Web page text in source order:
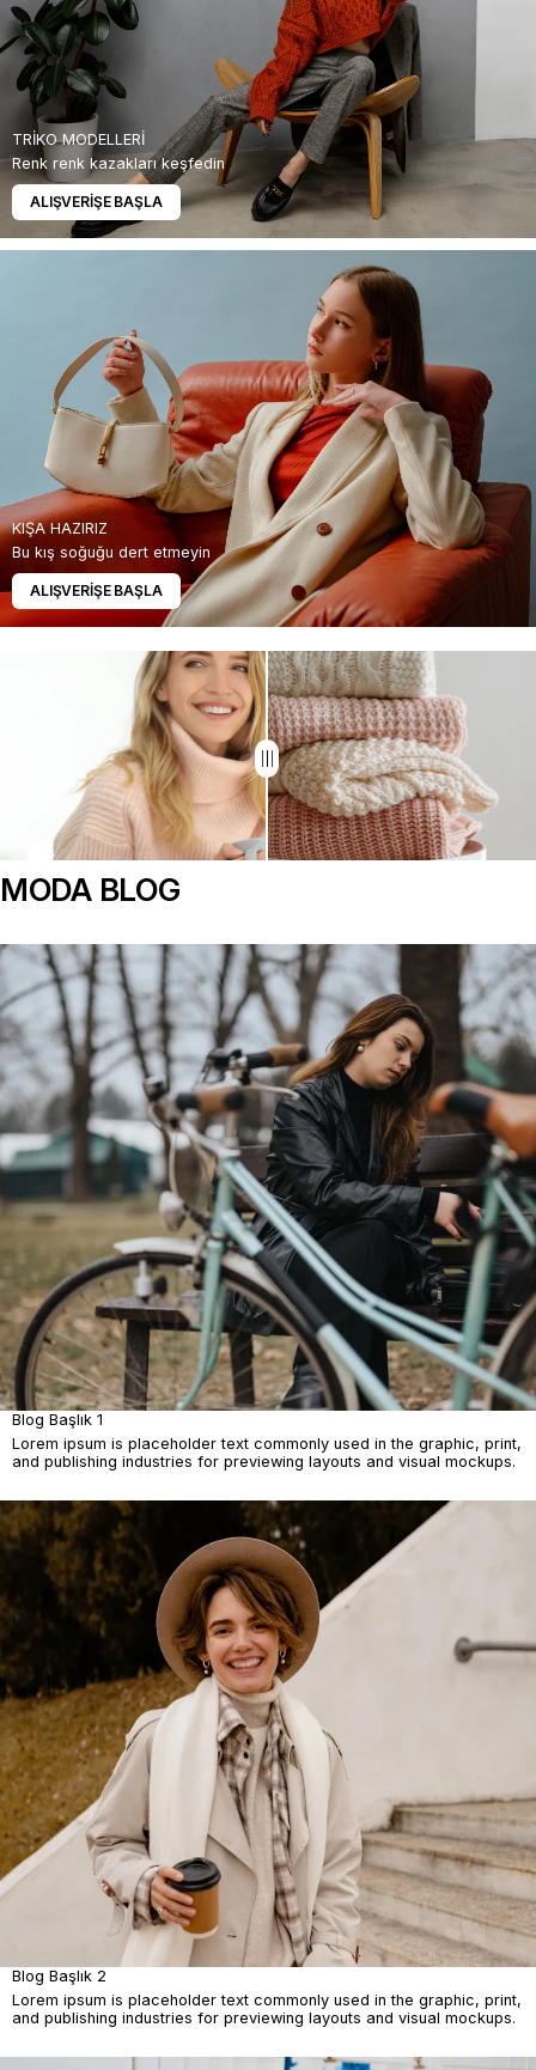
TRİKO MODELLERİ
Renk renk kazakları keşfedin
ALIŞVERİŞE BAŞLA
KIŞA HAZIRIZ
Bu kış soğuğu dert etmeyin
ALIŞVERİŞE BAŞLA
MODA BLOG
Blog Başlık 1
Lorem ipsum is placeholder text commonly used in the graphic, print,
and publishing industries for previewing layouts and visual mockups.
Blog Başlık 2
Lorem ipsum is placeholder text commonly used in the graphic, print,
and publishing industries for previewing layouts and visual mockups.